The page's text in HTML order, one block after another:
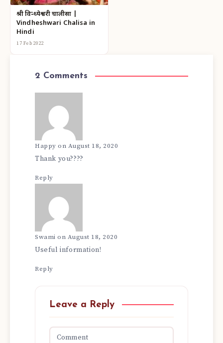
श्री विन्ध्येश्वरी चालीसा |
Vindheshwari Chalisa in
Hindi
17 Feb 2022
2 Comments
Happy on August 18, 2020
Thank you????
Reply
Swami on August 18, 2020
Useful information!
Reply
Leave a Reply